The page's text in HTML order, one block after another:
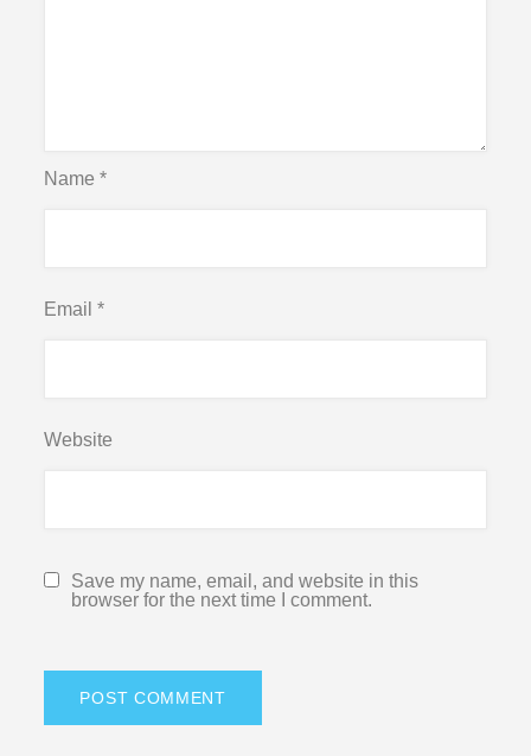
Name*
Email*
Website
Save my name, email, and website in this
browser for the next time I comment.